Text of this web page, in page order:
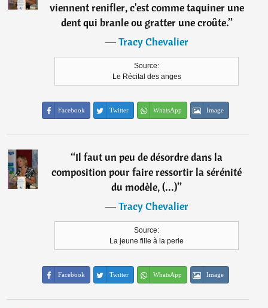
viennent renifler, c'est comme taquiner une
dent qui branle ou gratter une croûte.”
―Tracy Chevalier
Source:
Le Récital des anges
Facebook Twitter WhatsApp Image
“Il faut un peu de désordre dans la
composition pour faire ressortir la sérénité
du modèle, (...)”
―Tracy Chevalier
Source:
La jeune fille à la perle
Facebook Twitter WhatsApp Image